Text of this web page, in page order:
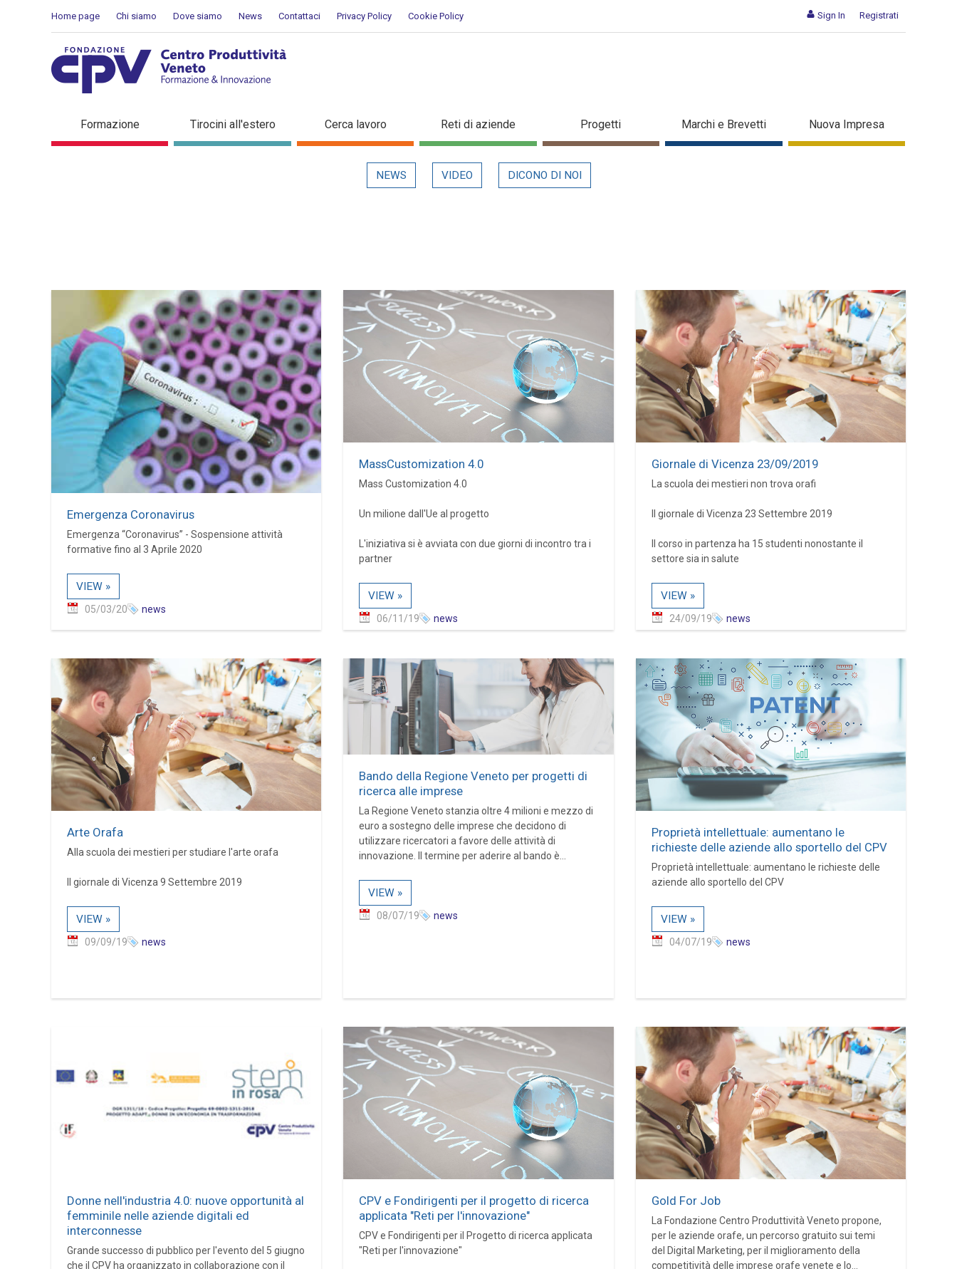
Sign In Registrati
Home page Chi siamo Dove siamo News Contattaci Privacy Policy Cookie Policy
Dettaglio in evidenza
Formazione Tirocini all'estero Cerca lavoro Reti di aziende Progetti Marchi e Brevetti Nuova Impresa
NEWS VIDEO DICONO DI NOI
Emergenza Coronavirus
Emergenza “Coronavirus” - Sospensione attività
formative fino al 3 Aprile 2020
VIEW »
05/03/20 news
MassCustomization 4.0
Mass Customization 4.0
Un milione dall'Ue al progetto
L'iniziativa si è avviata con due giorni di incontro tra i
partner
VIEW »
06/11/19 news
Giornale di Vicenza 23/09/2019
La scuola dei mestieri non trova orafi
Il giornale di Vicenza 23 Settembre 2019
Il corso in partenza ha 15 studenti nonostante il
settore sia in salute
VIEW »
24/09/19 news
Arte Orafa
Alla scuola dei mestieri per studiare l'arte orafa
Il giornale di Vicenza 9 Settembre 2019
VIEW »
09/09/19 news
Bando della Regione Veneto per progetti di
ricerca alle imprese
La Regione Veneto stanzia oltre 4 milioni e mezzo di
euro a sostegno delle imprese che decidono di
utilizzare ricercatori a favore delle attività di
innovazione. Il termine per aderire al bando è...
VIEW »
08/07/19 news
Proprietà intellettuale: aumentano le
richieste delle aziende allo sportello del CPV
Proprietà intellettuale: aumentano le richieste delle
aziende allo sportello del CPV
VIEW »
04/07/19 news
Donne nell'industria 4.0: nuove opportunità al
femminile nelle aziende digitali ed
interconnesse
Grande successo di pubblico per l'evento del 5 giugno
che il CPV ha organizzato in collaborazione con il
CPV e Fondirigenti per il progetto di ricerca
applicata "Reti per l'innovazione"
CPV e Fondirigenti per il Progetto di ricerca applicata
"Reti per l'innovazione"
Gold For Job
La Fondazione Centro Produttività Veneto propone,
per le aziende orafe, un percorso gratuito sui temi
del Digital Marketing, per il miglioramento della
competitività delle imprese orafe venete e lo...